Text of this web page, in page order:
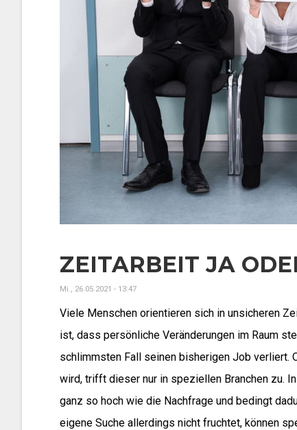
ZEITARBEIT JA
Mi., 26.05.2021 - 13:47
Viele Menschen orientieren sich in unsicheren
ist, dass persönliche Veränderungen im Raum
schlimmsten Fall seinen bisherigen Job verliert.
wird, trifft dieser nur in speziellen Branchen zu.
ganz so hoch wie die Nachfrage und bedingt
eigene Suche allerdings nicht fruchtet, können